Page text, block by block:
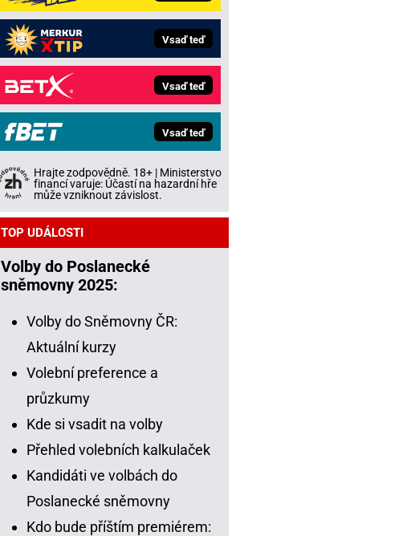
Vsaď teď
Vsaď teď
Vsaď teď
Hrajte zodpovědně. 18+ | Ministerstvo
financí varuje: Účastí na hazardní hře
může vzniknout závislost.
TOP UDÁLOSTI
Volby do Poslanecké
sněmovny 2025:
Volby do Sněmovny ČR:
Aktuální kurzy
Volební preference a
průzkumy
Kde si vsadit na volby
Přehled volebních kalkulaček
Kandidáti ve volbách do
Poslanecké sněmovny
Kdo bude příštím premiérem: